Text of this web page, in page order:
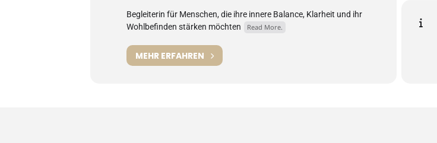
Begleiterin für Menschen, die ihre innere Balance, Klarheit und ihr
Wohlbefinden stärken möchten
Read More.
MEHR ERFAHREN